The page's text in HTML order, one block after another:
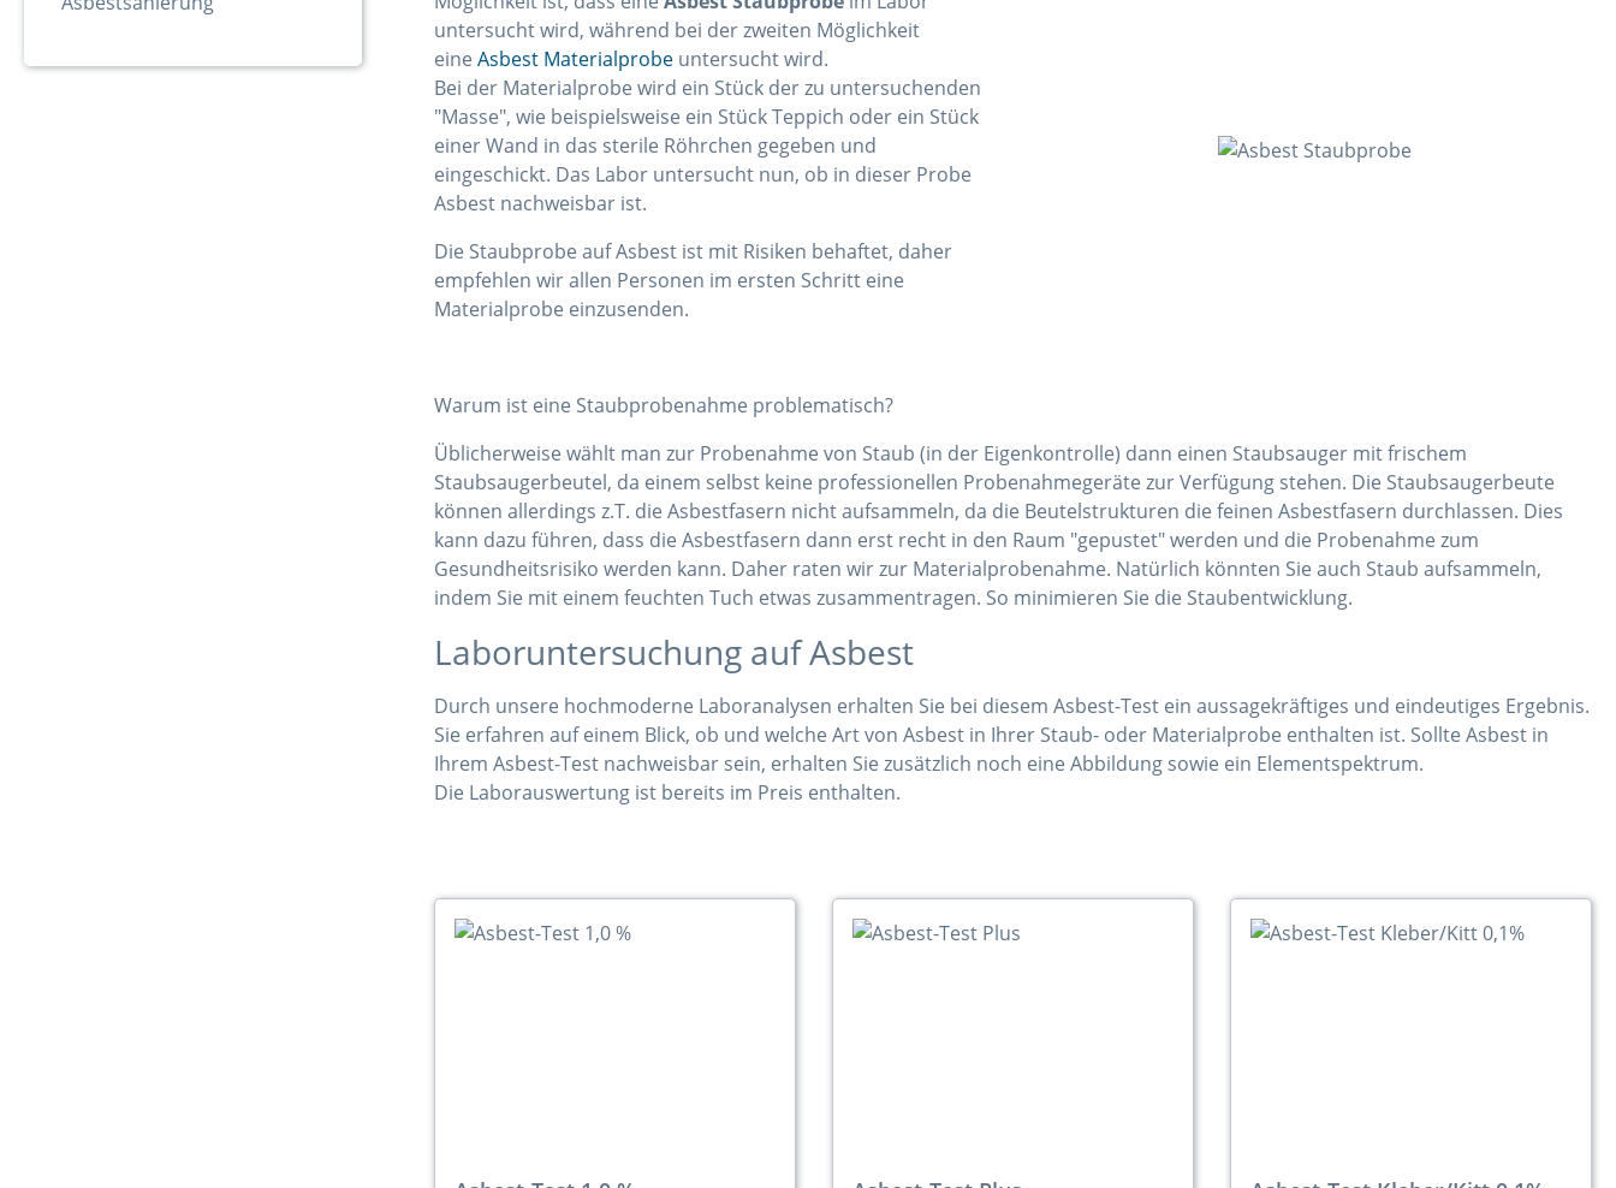
untersucht wird, während bei der zweiten Möglichkeit
eine Asbest Materialprobe untersucht wird.
Bei der Materialprobe wird ein Stück der zu untersuchenden
"Masse", wie beispielsweise ein Stück Teppich oder ein Stück
einer Wand in das sterile Röhrchen gegeben und
eingeschickt. Das Labor untersucht nun, ob in dieser Probe
Asbest nachweisbar ist.
Die Staubprobe auf Asbest ist mit Risiken behaftet, daher
empfehlen wir allen Personen im ersten Schritt eine
Materialprobe einzusenden.
Warum ist eine Staubprobenahme problematisch?
Üblicherweise wählt man zur Probenahme von Staub (in der Eigenkontrolle) dann einen Staubsauger mit frischem
Staubsaugerbeutel, da einem selbst keine professionellen Probenahmegeräte zur Verfügung stehen. Die Staubsaugerbeute
können allerdings z.T. die Asbestfasern nicht aufsammeln, da die Beutelstrukturen die feinen Asbestfasern durchlassen. Dies
kann dazu führen, dass die Asbestfasern dann erst recht in den Raum "gepustet" werden und die Probenahme zum
Gesundheitsrisiko werden kann. Daher raten wir zur Materialprobenahme. Natürlich könnten Sie auch Staub aufsammeln,
indem Sie mit einem feuchten Tuch etwas zusammentragen. So minimieren Sie die Staubentwicklung.
Laboruntersuchung auf Asbest
Durch unsere hochmoderne Laboranalysen erhalten Sie bei diesem Asbest-Test ein aussagekräftiges und eindeutiges Ergebnis.
Sie erfahren auf einem Blick, ob und welche Art von Asbest in Ihrer Staub- oder Materialprobe enthalten ist. Sollte Asbest in
Ihrem Asbest-Test nachweisbar sein, erhalten Sie zusätzlich noch eine Abbildung sowie ein Elementspektrum.
Die Laborauswertung ist bereits im Preis enthalten.